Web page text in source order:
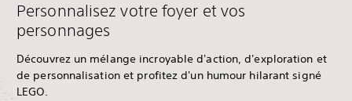
Personnalisez votre foyer et vos
personnages
Découvrez un mélange incroyable d'action, d'exploration et
de personnalisation et profitez d'un humour hilarant signé
LEGO.